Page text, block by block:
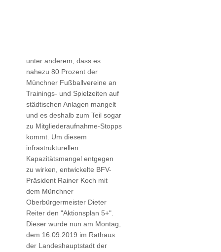
unter anderem, dass es
nahezu 80 Prozent der
Münchner Fußballvereine an
Trainings- und Spielzeiten auf
städtischen Anlagen mangelt
und es deshalb zum Teil sogar
zu Mitgliederaufnahme-Stopps
kommt. Um diesem
infrastrukturellen
Kapazitätsmangel entgegen
zu wirken, entwickelte BFV-
Präsident Rainer Koch mit
dem Münchner
Oberbürgermeister Dieter
Reiter den "Aktionsplan 5+".
Dieser wurde nun am Montag,
dem 16.09.2019 im Rathaus
der Landeshauptstadt der